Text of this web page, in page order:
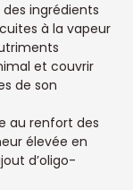
ingrédients
à la vapeur
et couvrir
de son
au renfort des
élevée en
d’oligo-